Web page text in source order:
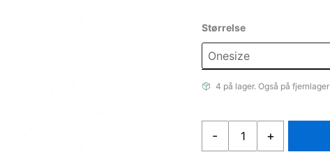
Størrelse
4 på lager. Også på fjernlager
-
Dumbbell
+